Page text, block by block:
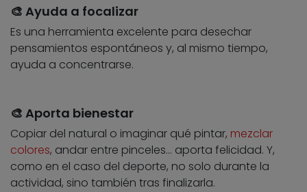
🎨 Ayuda a focalizar
Es una herramienta excelente para desechar
pensamientos espontáneos y, al mismo tiempo,
ayuda a concentrarse.
🎨 Aporta bienestar
Copiar del natural o imaginar qué pintar, mezclar
colores, andar entre pinceles… aporta felicidad. Y,
como en el caso del deporte, no solo durante la
actividad, sino también tras finalizarla.